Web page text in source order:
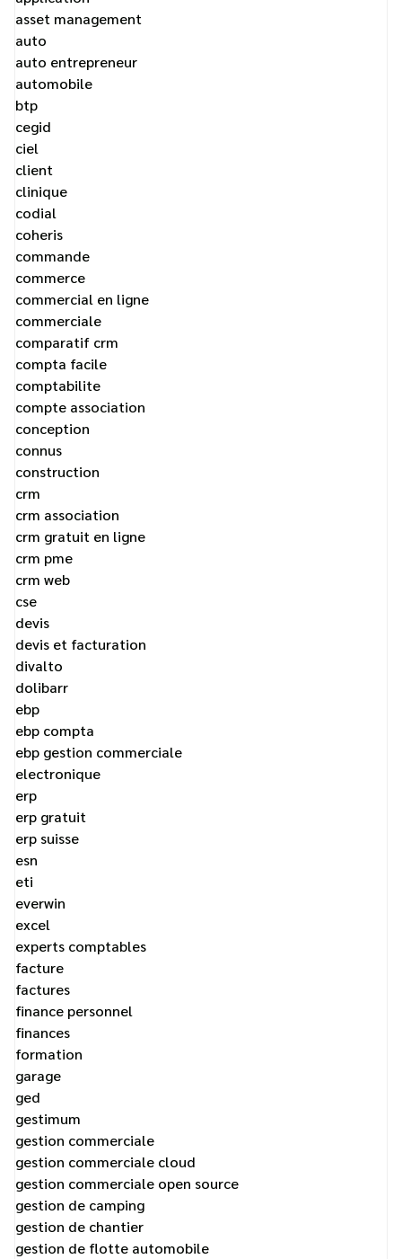
asset management
auto
auto entrepreneur
automobile
btp
cegid
ciel
client
clinique
codial
coheris
commande
commerce
commercial en ligne
commerciale
comparatif crm
compta facile
comptabilite
compte association
conception
connus
construction
crm
crm association
crm gratuit en ligne
crm pme
crm web
cse
devis
devis et facturation
divalto
dolibarr
ebp
ebp compta
ebp gestion commerciale
electronique
erp
erp gratuit
erp suisse
esn
eti
everwin
excel
experts comptables
facture
factures
finance personnel
finances
formation
garage
ged
gestimum
gestion commerciale
gestion commerciale cloud
gestion commerciale open source
gestion de camping
gestion de chantier
gestion de flotte automobile